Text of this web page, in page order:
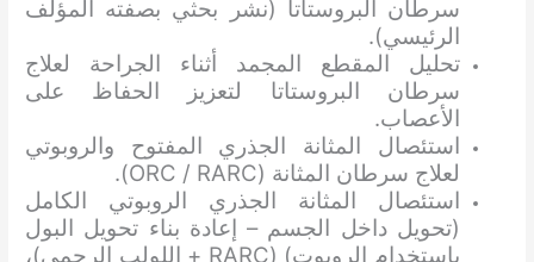
سرطان البروستاتا (نشر بحثي بصفته المؤلف
الرئيسي).
تحليل المقطع المجمد أثناء الجراحة لعلاج
سرطان البروستاتا لتعزيز الحفاظ على
الأعصاب.
استئصال المثانة الجذري المفتوح والروبوتي
لعلاج سرطان المثانة (ORC / RARC).
استئصال المثانة الجذري الروبوتي الكامل
(تحويل داخل الجسم – إعادة بناء تحويل البول
باستخدام الروبوت) (RARC + اللولب الرحمي)،